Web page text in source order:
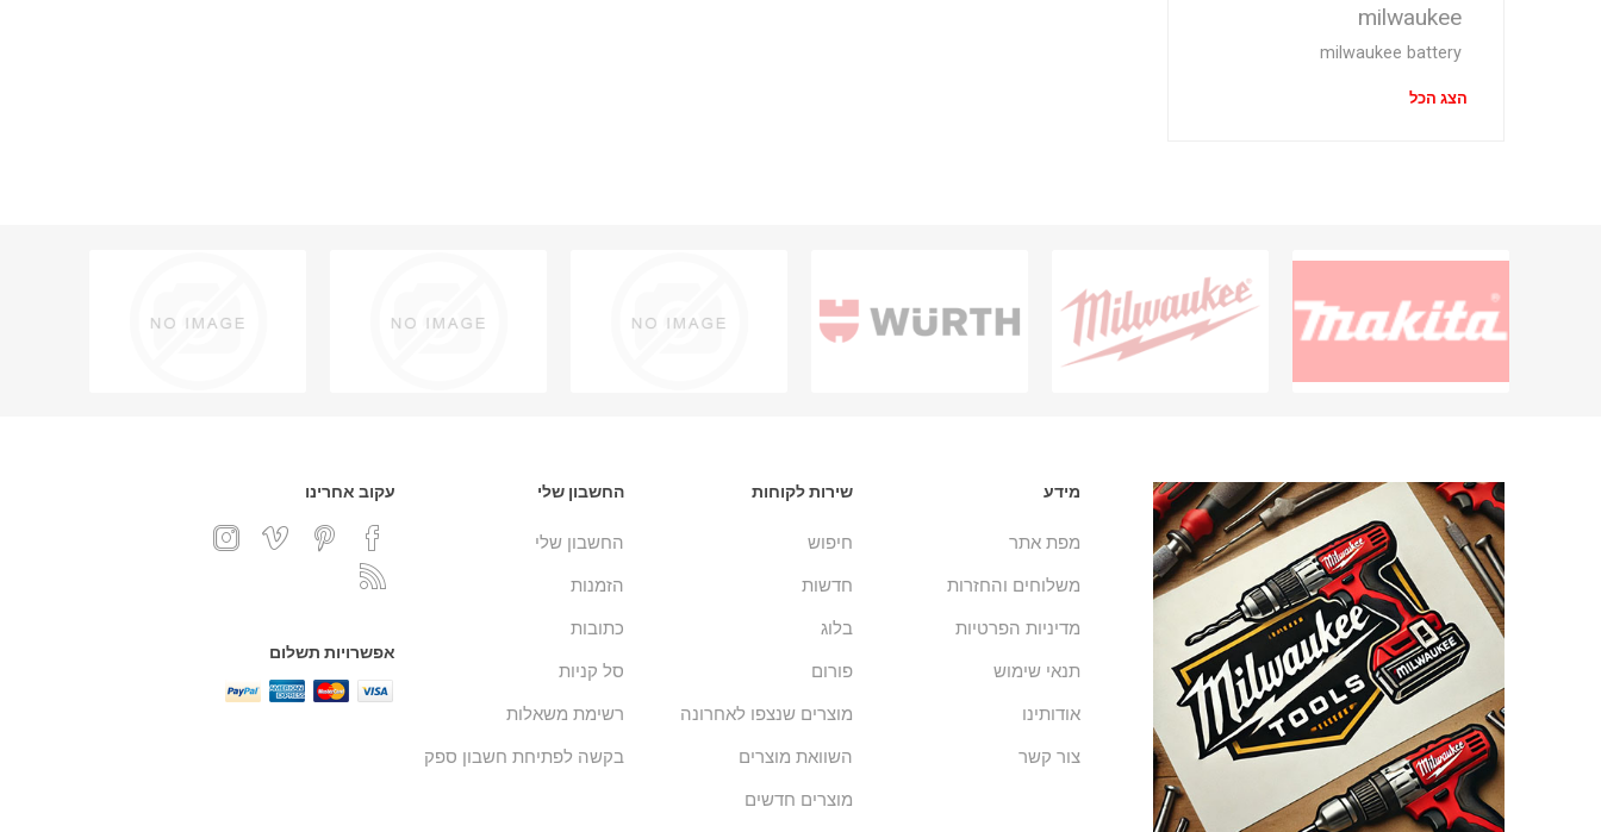
milwaukee
milwaukee battery
הצג הכל
מידע
מפת אתר
משלוחים והחזרות
מדיניות הפרטיות
תנאי שימוש
אודותינו
צור קשר
שירות לקוחות
חיפוש
חדשות
בלוג
פורום
מוצרים שנצפו לאחרונה
השוואת מוצרים
מוצרים חדשים
החשבון שלי
החשבון שלי
הזמנות
כתובות
סל קניות
רשימת משאלות
בקשה לפתיחת חשבון ספק
עקוב אחרינו
אפשרויות תשלום